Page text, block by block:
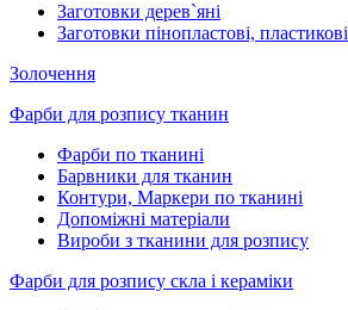
Заготовки дерев`яні
Заготовки пінопластові, пластикові
Золочення
Фарби для розпису тканин
Фарби по тканині
Барвники для тканин
Контури, Маркери по тканині
Допоміжні матеріали
Вироби з тканини для розпису
Фарби для розпису скла і кераміки